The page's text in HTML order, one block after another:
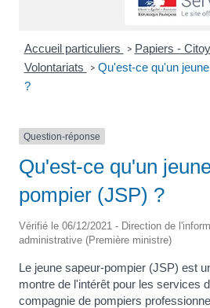
Accueil particuliers > Papiers -
Volontariats > Qu'est-ce qu'un
?
Question-réponse
Qu'est-ce qu'un
pompier (JSP) ?
Vérifié le 06/12/2021 - Direction de
administrative (Première ministre)
Le jeune sapeur-pompier (JSP) est
montre de l'intérêt pour les services
compagnie de pompiers